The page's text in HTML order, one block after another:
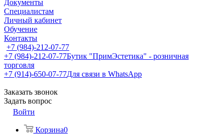
Документы
Специалистам
Личный кабинет
Обучение
Контакты
+7 (984)-212-07-77
+7 (984)-212-07-77Бутик "ПримЭстетика" - розничная
торговля
+7 (914)-650-07-77Для связи в WhatsApp
Заказать звонок
Задать вопрос
Войти
Корзина0